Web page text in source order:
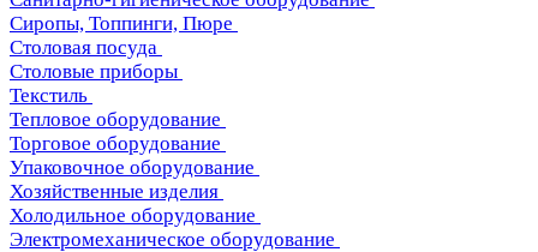
Сиропы, Топпинги, Пюре
Столовая посуда
Столовые приборы
Текстиль
Тепловое оборудование
Торговое оборудование
Упаковочное оборудование
Хозяйственные изделия
Холодильное оборудование
Электромеханическое оборудование